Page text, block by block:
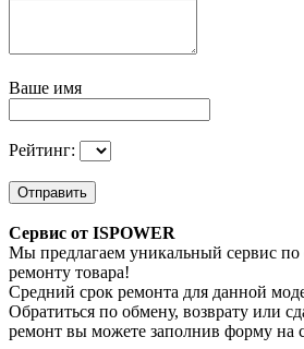
Ваше имя
Рейтинг:
Отправить
Сервис от ISPOWER
Мы предлагаем уникальный сервис по
ремонту товара!
Средний срок ремонта для данной
Обратиться по обмену, возврату или
ремонт вы можете заполнив форму на